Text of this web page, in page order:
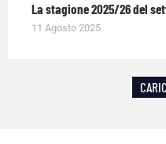
La stagione 2025/26 del
11 Agosto 2025